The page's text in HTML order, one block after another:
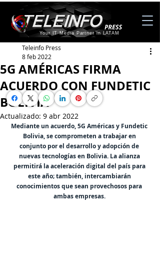
Your IT Media Partner in LATAM
5G AMÉRICAS FIRMA
ACUERDO CON FUNDETIC
BOLIVIA
Teleinfo Press
8 feb 2022
Actualizado: 9 abr 2022
Mediante un acuerdo, 5G Américas y Fundetic
Bolivia, se comprometen a trabajar en
conjunto por el desarrollo y adopción de
nuevas tecnologías en Bolivia. La alianza
permitirá la aceleración digital del país para
este año; también, intercambiarán
conocimientos que sean provechosos para
ambas empresas.